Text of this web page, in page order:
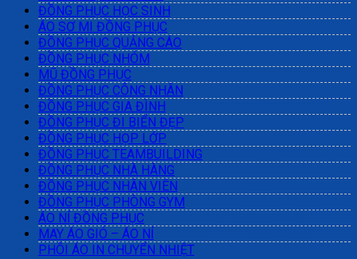
ĐỒNG PHỤC HỌC SINH
ÁO SƠ MI ĐỒNG PHỤC
ĐỒNG PHỤC QUẢNG CÁO
ĐỒNG PHỤC NHÓM
MŨ ĐỒNG PHỤC
ĐỒNG PHỤC CÔNG NHÂN
ĐỒNG PHỤC GIA ĐÌNH
ĐỒNG PHỤC ĐI BIỂN ĐẸP
ĐỒNG PHỤC HỌP LỚP
ĐỒNG PHỤC TEAMBUILDING
ĐỒNG PHỤC NHÀ HÀNG
ĐỒNG PHỤC NHÂN VIÊN
ĐỒNG PHỤC PHÒNG GYM
ÁO NỈ ĐỒNG PHỤC
MAY ÁO GIÓ – ÁO NỈ
PHÔI ÁO IN CHUYỂN NHIỆT